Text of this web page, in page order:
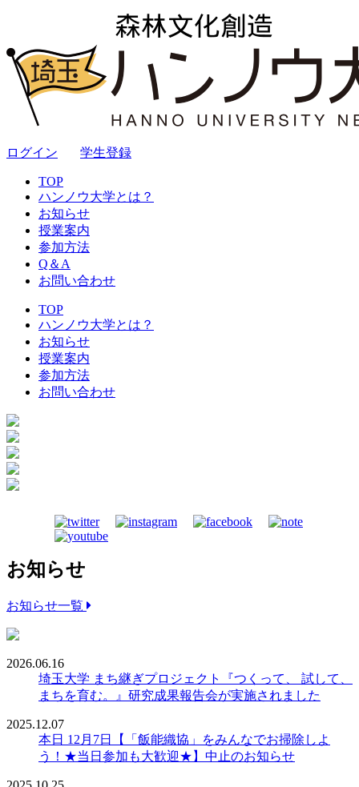
ログイン 学生登録
TOP
ハンノウ大学とは？
お知らせ
授業案内
参加方法
Q＆A
お問い合わせ
TOP
ハンノウ大学とは？
お知らせ
授業案内
参加方法
お問い合わせ
お知らせ
お知らせ一覧
2026.06.16
埼玉大学 まち継ぎプロジェクト『つくって、 試して、
まちを育む。』研究成果報告会が実施されました
2025.12.07
本日 12月7日【「飯能織協」をみんなでお掃除しよ
う！★当日参加も大歓迎★】中止のお知らせ